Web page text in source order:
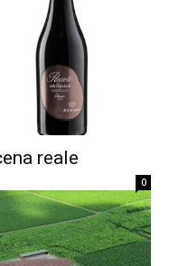
reale
0